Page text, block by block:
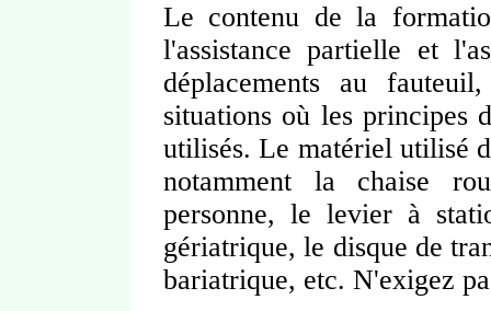
Le contenu de la
l'assistance partielle et
déplacements au
situations où les principes
utilisés. Le matériel utilisé
notamment la chaise
personne, le levier à
gériatrique, le disque de
bariatrique, etc. N'exigez